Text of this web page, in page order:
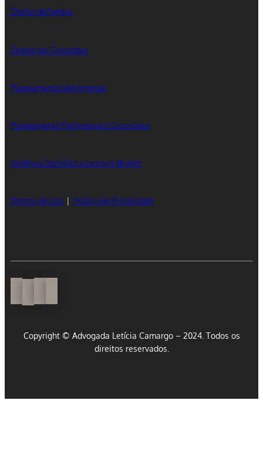
Direito de Família
Direito das Sucessões
Planejamento Matrimonial
Planejamento Patrimonial e Sucessório
Violência Doméstica contra a Mulher
Termos de Uso | Política de Privacidade
Copyright © Advogada Letícia Camargo – 2024. Todos os
direitos reservados.